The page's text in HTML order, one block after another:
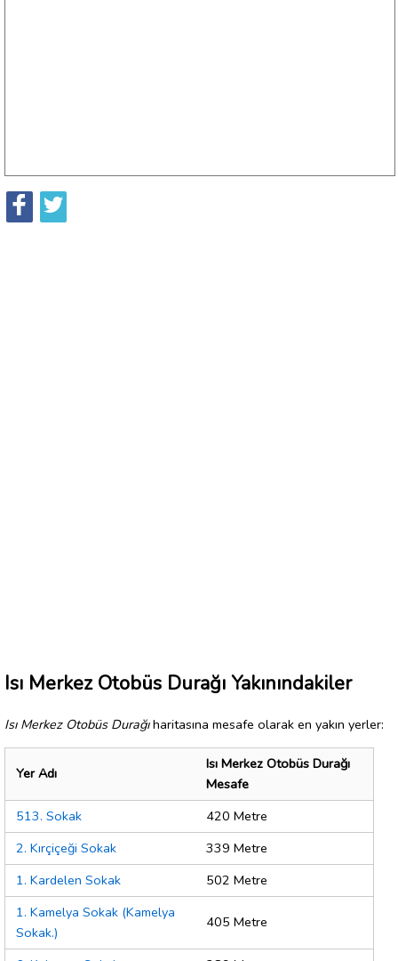
Isı Merkez Otobüs Durağı Yakınındakiler
Isı Merkez Otobüs Durağıharitasına mesafe olarak en yakın yerler:
Yer Adı
Isı Merkez Otobüs Durağı
Mesafe
513. Sokak
420 Metre
2. Kırçiçeği Sokak
339 Metre
1. Kardelen Sokak
502 Metre
1. Kamelya Sokak (Kamelya
Sokak.)
405 Metre